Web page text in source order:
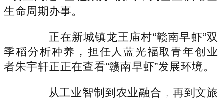
生命周期办事。
正在新城镇龙王庙村“赣南早虾”双
季稻分析种养，担任人蓝光福取青年创业
者朱宇轩正正在查看“赣南早虾”发展环境。
从工业智制到农业融合，再到文旅